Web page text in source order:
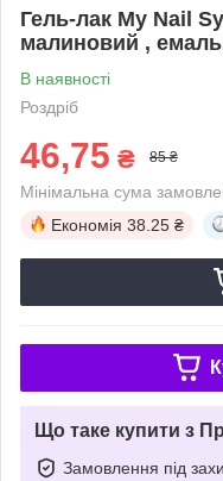
Гель-лак My Nail
малиновий ,
В наявності
Роздріб
46,75 ₴ 85 ₴
Мінімальна сума
Економія 38.25 ₴
Що таке купити з
Замовлення під